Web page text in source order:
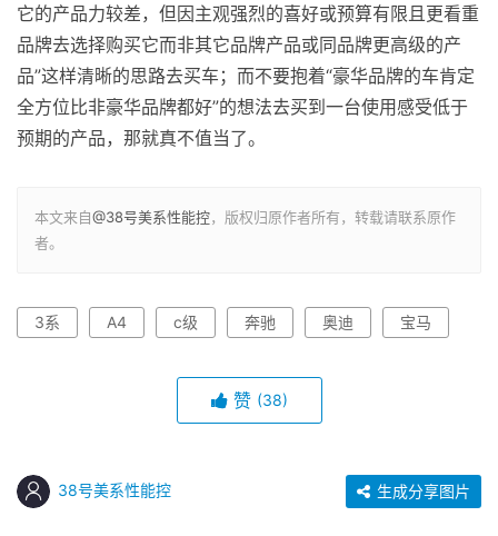
它的产品力较差，但因主观强烈的喜好或预算有限且更看重
品牌去选择购买它而非其它品牌产品或同品牌更高级的产
品”这样清晰的思路去买车；而不要抱着“豪华品牌的车肯定
全方位比非豪华品牌都好”的想法去买到一台使用感受低于
预期的产品，那就真不值当了。
本文来自@38号美系性能控，版权归原作者所有，转载请联系原作
者。
3系 A4 c级 奔驰 奥迪 宝马
赞 (38)
38号美系性能控 生成分享图片